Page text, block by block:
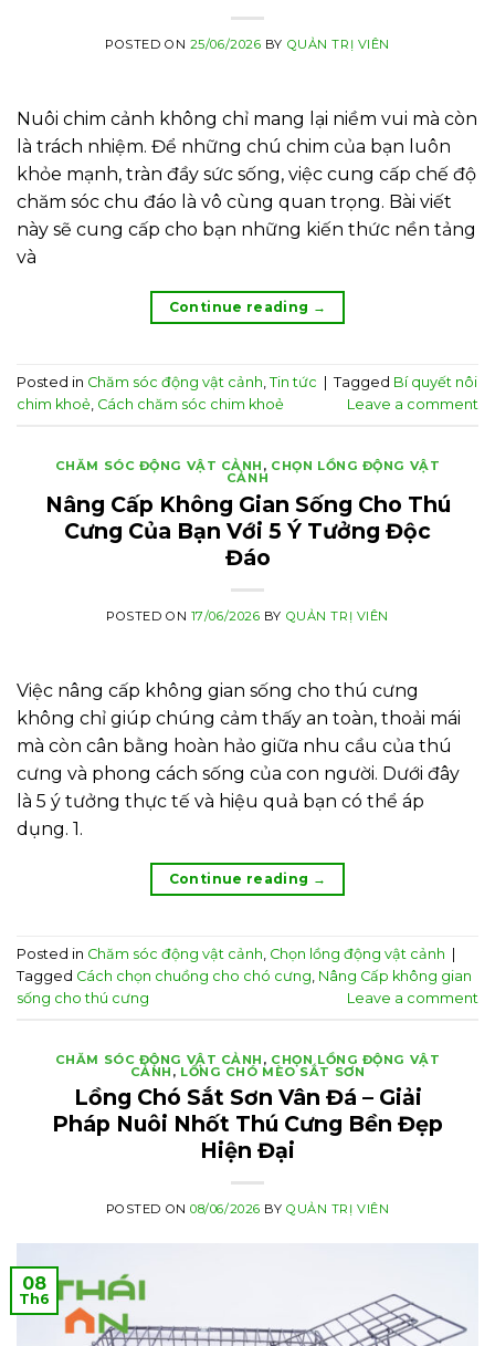
POSTED ON 25/06/2026 BY QUẢN TRỊ VIÊN
Nuôi chim cảnh không chỉ mang lại niềm vui mà còn
là trách nhiệm. Để những chú chim của bạn luôn
khỏe mạnh, tràn đầy sức sống, việc cung cấp chế độ
chăm sóc chu đáo là vô cùng quan trọng. Bài viết
này sẽ cung cấp cho bạn những kiến thức nền tảng
và
Continue reading →
Posted in Chăm sóc động vật cảnh, Tin tức Tagged Bí quyết nôi
chim khoẻ, Cách chăm sóc chim khoẻ Leave a comment
CHĂM SÓC ĐỘNG VẬT CẢNH , CHỌN LỒNG ĐỘNG VẬT
CẢNH
Nâng Cấp Không Gian Sống Cho Thú
Cưng Của Bạn Với 5 Ý Tưởng Độc
Đáo
POSTED ON 17/06/2026 BY QUẢN TRỊ VIÊN
Việc nâng cấp không gian sống cho thú cưng
không chỉ giúp chúng cảm thấy an toàn, thoải mái
mà còn cân bằng hoàn hảo giữa nhu cầu của thú
cưng và phong cách sống của con người. Dưới đây
là 5 ý tưởng thực tế và hiệu quả bạn có thể áp
dụng. 1.
Continue reading →
Posted in Chăm sóc động vật cảnh Chọn lồng động vật cảnh
Tagged Cách chọn chuồng cho chó cưng Nâng Cấp không gian
sống cho thú cưng
Leave a comment
CHĂM SÓC ĐỘNG VẬT CẢNH , CHỌN LỒNG ĐỘNG VẬT
CẢNH , LỒNG CHÓ MÈO SẮT SƠN
Lồng Chó Sắt Sơn Vân Đá – Giải
Pháp Nuôi Nhốt Thú Cưng Bền Đẹp
Hiện Đại
POSTED ON08/06/2026 BYQUẢN TRỊ VIÊN
08
Th6